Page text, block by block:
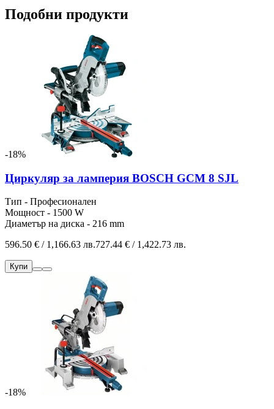
Подобни продукти
-18%
Циркуляр за ламперия BOSCH GCM 8 SJL
Тип - Професионален
Мощност - 1500 W
Диаметър на диска - 216 mm
596.50 € / 1,166.63 лв.727.44 € / 1,422.73 лв.
Купи
-18%